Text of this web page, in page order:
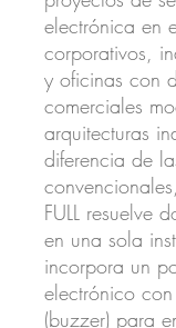
electrónica en
corporativos,
y oficinas con
comerciales
arquitecturas
diferencia de
FULL resuelve
en una sola
incorpora un
electrónico
(buzzer) para